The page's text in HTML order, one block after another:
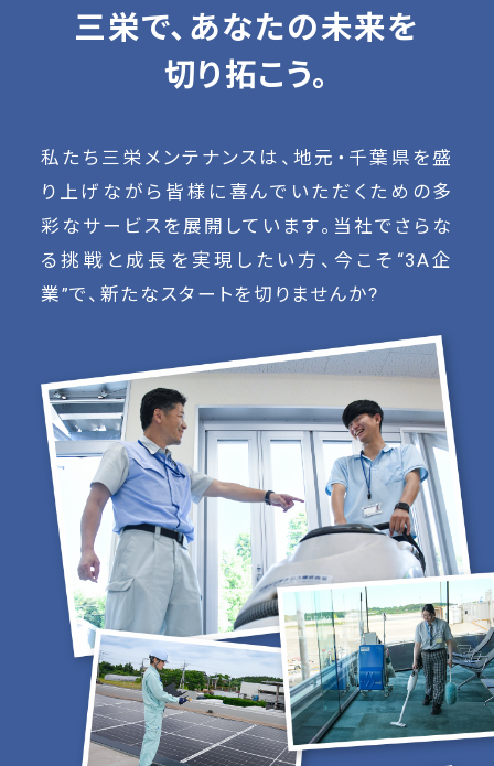
三栄で、あなたの未来を
切り拓こう。
私たち三栄メンテナンスは、地元・千葉県を盛
り上げながら皆様に喜んでいただくための多
彩なサービスを展開しています。当社でさらな
る挑戦と成長を実現したい方、今こそ“3A企
業”で、新たなスタートを切りませんか?